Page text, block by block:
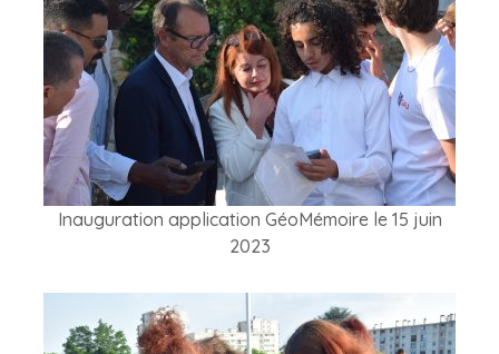
Inauguration application GéoMémoire le 15 juin
2023